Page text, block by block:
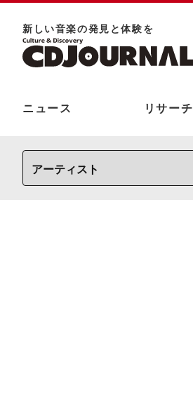
新しい⾳楽の発⾒と体験を
ニュース リサーチ